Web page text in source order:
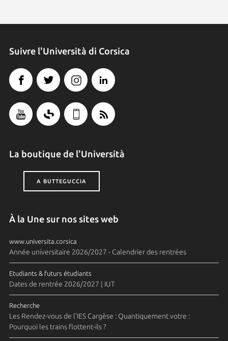
Suivre l'Università di Corsica
La boutique de l'Università
A BUTTEGUCCIA
À la Une sur nos sites web
www.universita.corsica
Année universitaire 2026/2027 - Calendrier des rentrées
Etudiants & futurs étudiants
Dates de rentrée 2026/2027 | IUT
Recherche
Les Rendez-vous de l'IES Cargèse : Quantiquement votre :
Pourquoi les trains flottent-ils ?